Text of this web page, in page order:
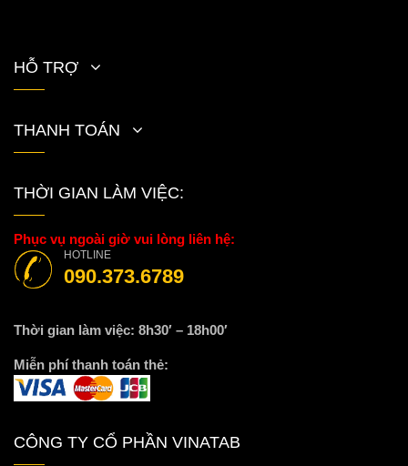
HỖ TRỢ
THANH TOÁN
THỜI GIAN LÀM VIỆC:
Phục vụ ngoài giờ vui lòng liên hệ:
HOTLINE
090.373.6789
Thời gian làm việc: 8h30′ – 18h00′
Miễn phí thanh toán thẻ:
CÔNG TY CỔ PHẦN VINATAB